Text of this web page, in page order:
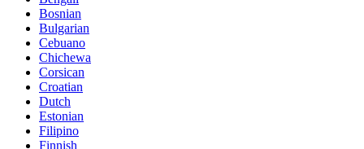
Bosnian
Bulgarian
Cebuano
Chichewa
Corsican
Croatian
Dutch
Estonian
Filipino
Finnish